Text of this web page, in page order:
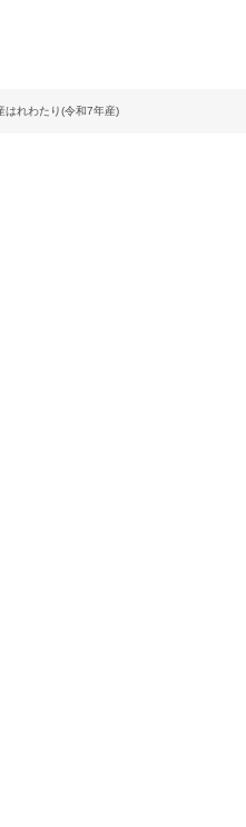
はれわたり(令和7年産)